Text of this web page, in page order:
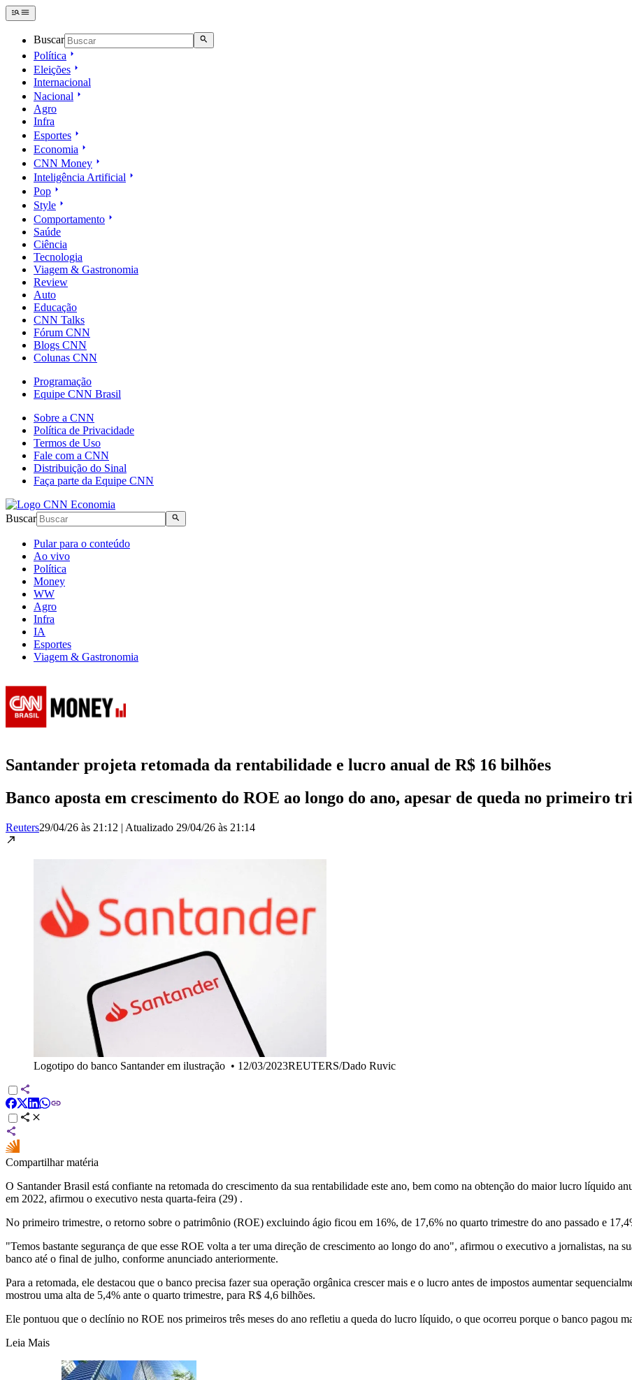
Buscar
Política
Eleições
Internacional
Nacional
Agro
Infra
Esportes
Economia
CNN Money
Inteligência Artificial
Pop
Style
Comportamento
Saúde
Ciência
Tecnologia
Viagem & Gastronomia
Review
Auto
Educação
CNN Talks
Fórum CNN
Blogs CNN
Colunas CNN
Programação
Equipe CNN Brasil
Sobre a CNN
Política de Privacidade
Termos de Uso
Fale com a CNN
Distribuição do Sinal
Faça parte da Equipe CNN
Buscar
Pular para o conteúdo
Ao vivo
Política
Money
WW
Agro
Infra
IA
Esportes
Viagem & Gastronomia
Santander projeta retomada da rentabilidade e lucro anual de R$ 16 bilhões
Banco aposta em crescimento do ROE ao longo do ano, apesar de queda no primeiro
Reuters29/04/26 às 21:12 | Atualizado 29/04/26 às 21:14
Logotipo do banco Santander em ilustração • 12/03/2023REUTERS/Dado Ruvic
Compartilhar matéria
O Santander Brasil está confiante na retomada do crescimento da sua rentabilidade este ano, bem como na obtenção do maior lucro líquido
em 2022, afirmou o executivo nesta quarta-feira (29) .
No primeiro trimestre, o retorno sobre o patrimônio (ROE) excluindo ágio ficou em 16%, de 17,6% no quarto trimestre do ano passado e
"Temos bastante segurança de que esse ROE volta a ter uma direção de crescimento ao longo do ano", afirmou o executivo a jornalistas, na
banco até o final de julho, conforme anunciado anteriormente.
Para a retomada, ele destacou que o banco precisa fazer sua operação orgânica crescer mais e o lucro antes de impostos aumentar
mostrou uma alta de 5,4% ante o quarto trimestre, para R$ 4,6 bilhões.
Ele pontuou que o declínio no ROE nos primeiros três meses do ano refletiu a queda do lucro líquido, o que ocorreu porque o banco pagou
Leia Mais